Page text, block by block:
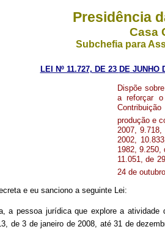
Presidência
Casa
Subchefia para
LEI Nº 11.727, DE 23 DEJUNHO
Dispõe
a reforçar o
produção e
2007,
2002,
1982, 9.250,
11.051, de
24 de
e eu sanciono a seguinte Lei:
a pessoa jurídica que explore a
de 3 de janeiro de 2008, até 31 de